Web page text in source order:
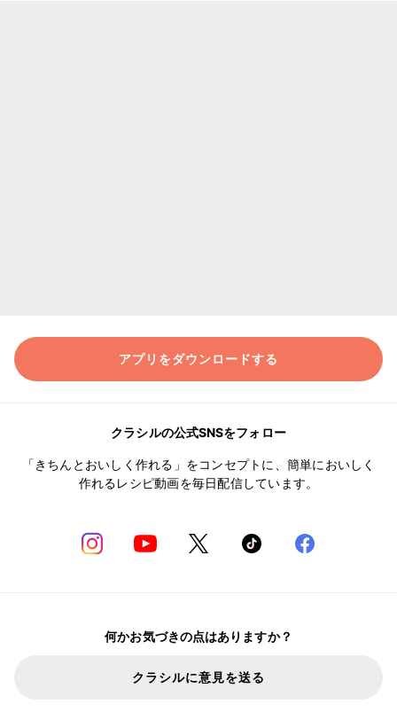
アプリをダウンロードする
クラシルの公式SNSをフォロー
「きちんとおいしく作れる」をコンセプトに、簡単においしく
作れるレシピ動画を毎日配信しています。
何かお気づきの点はありますか？
クラシルに意見を送る